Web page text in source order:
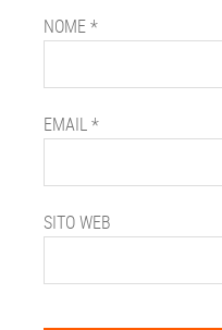
NOME*
EMAIL*
SITO WEB